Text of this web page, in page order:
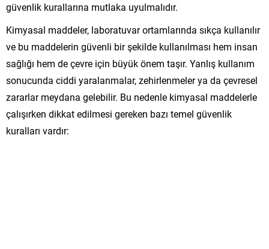
güvenlik kurallarına mutlaka uyulmalıdır.
Kimyasal maddeler, laboratuvar ortamlarında sıkça kullanılır
ve bu maddelerin güvenli bir şekilde kullanılması hem insan
sağlığı hem de çevre için büyük önem taşır. Yanlış kullanım
sonucunda ciddi yaralanmalar, zehirlenmeler ya da çevresel
zararlar meydana gelebilir. Bu nedenle kimyasal maddelerle
çalışırken dikkat edilmesi gereken bazı temel güvenlik
kuralları vardır: